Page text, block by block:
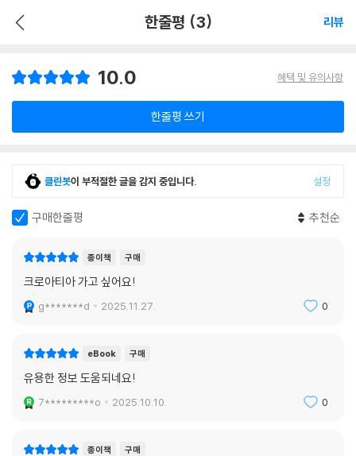
한줄평 (3) 리뷰
10.0 혜택 및 유의사항
한줄평 쓰기
클린봇이 부적절한 글을 감지 중입니다. 설정
구매한줄평 추천순
종이책 구매
크로아티아 가고 싶어요!
g*******d 2025.11.27. 0
eBook 구매
유용한 정보 도움되네요!
7*********o 2025.10.10. 0
종이책 구매